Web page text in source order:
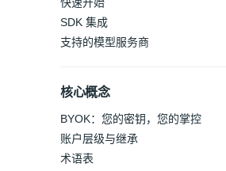
SDK 集成
支持的模型服务商
核心概念
BYOK：您的密钥，您的掌控
账户层级与继承
术语表